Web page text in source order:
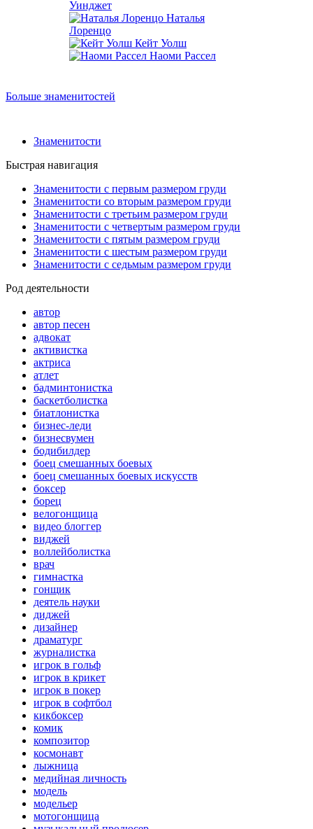
Уинджет
Наталья
Лоренцо
Кейт Уолш
Наоми Рассел
Больше знаменитостей
Знаменитости
Быстрая навигация
Знаменитости с первым размером груди
Знаменитости со вторым размером груди
Знаменитости с третьим размером груди
Знаменитости с четвертым размером груди
Знаменитости с пятым размером груди
Знаменитости с шестым размером груди
Знаменитости с седьмым размером груди
Род деятельности
автор
автор песен
адвокат
активистка
актриса
атлет
бадминтонистка
баскетболистка
биатлонистка
бизнес-леди
бизнесвумен
бодибилдер
боец смешанных боевых
боец смешанных боевых искусств
боксер
борец
велогонщица
видео блоггер
виджей
воллейболистка
врач
гимнастка
гонщик
деятель науки
диджей
дизайнер
драматург
журналистка
игрок в гольф
игрок в крикет
игрок в покер
игрок в софтбол
кикбоксер
комик
композитор
космонавт
лыжница
медийная личность
модель
модельер
мотогонщица